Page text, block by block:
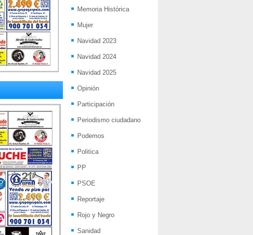
Memoria Histórica
Mujer
Navidad 2023
Navidad 2024
Navidad 2025
Opinión
Participación
Periodismo ciudadano
Podemos
Politica
PP
PSOE
Reportaje
Rojo y Negro
Sanidad